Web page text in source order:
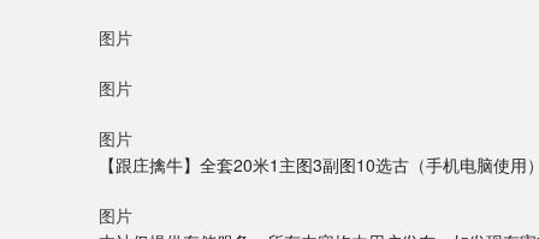
图片
图片
图片
【跟庄擒牛】全套20米1主图3副图10选古（手机电脑使用
图片